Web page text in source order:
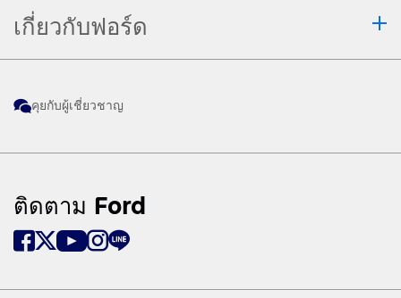
เกี่ยวกับฟอร์ด
คุยกับผู้เชี่ยวชาญ
ติดตาม Ford